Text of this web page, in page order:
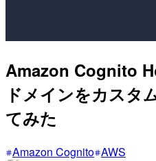
Amazon Cognito
ドメインをカスタ
てみた
Amazon Cognito AWS